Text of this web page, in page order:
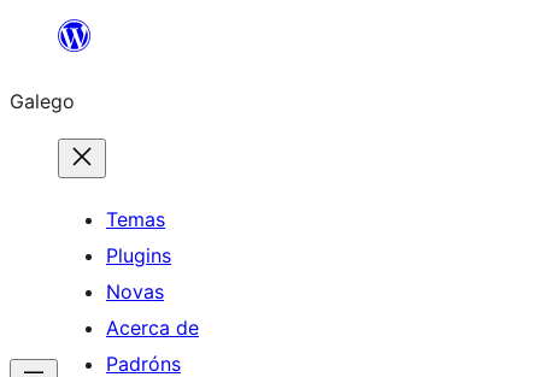
Saltar
contido
Galego
Temas
Plugins
Novas
Acerca de
Padróns